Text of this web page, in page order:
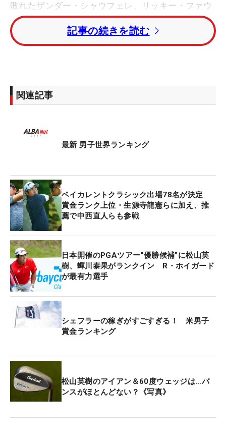
敗れたザンダー・シャウフェレ、リッキー・ファウ
ラー、キャメロン・ヤング（いずれも米国）、マシ
ュー・フィッツパトリック（イングランド）のチー
ム『ニューヨークGC』がフロリダ州のソーファイセ
第2戦は、来年の1月3日開催となり、松山英樹、マ
キロイ、キーガン・ブラッドリー（米国）、アダ
ストン・コモンG』が、トミー・フリートウッド、
ジャスティン・ローズ（ともにイングランド）らの
タイガーが率いる『ジュピター・リンクスGC』は第
4戦となる1月14日に初登場する。そこでは、ニュー
ヨークGCと戦うスケジュールになっている。
PGAツアーがフロリダ戦に入る2月末からTGLのスケ
ジュールも多忙となり、タイガーのジュピター・リ
ンクスGCと、マキロイ、松山らのボストン・コモン
Gは、3月2日に対戦となる。
全15試合となるレギュラーシーズンでトップ4に入
ったチームがプレーオフに進出。セミファイナルは
3月17日、ファイナルスシリーズは3月23日から2日
住）
【TGL第2シーズン・スケジュール一覧】
第1戦：12月29日（ニューヨークGC VS アトラン
記事の続きを読む
関連記事
最新 男子世界ランキング
ベイカレントクラシック出場78名が決定
賞金ランク上位・生源寺龍憲らに加え、推
薦で中⻄直⼈らも参戦
日本開催のPGAツアー“優勝候補”に松山英
樹、蟬川泰果がランクイン R・ホイガード
が最有力選手
シェフラーの稼ぎがすごすぎる！ 米男子
賞金ランキング
松山英樹のアイアン＆60度ウェッジは…バ
ンスがほとんどない？《写真》